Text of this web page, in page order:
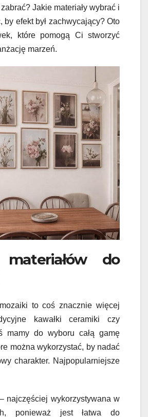
Jakie materiały wybrać i
by efekt był zachwycający? Oto
które pomogą Ci stworzyć
marzeń.
do
to coś znacznie więcej
kawałki ceramiki czy
mamy do wyboru całą gamę
można wykorzystać, by nadać
charakter. Najpopularniejsze
– najczęściej wykorzystywana w
ponieważ jest łatwa do